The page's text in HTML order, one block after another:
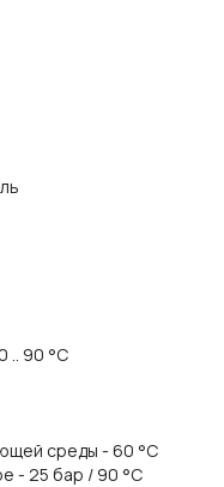
.. 90 °C
среды - 60 °C
- 25 бар / 90 °C